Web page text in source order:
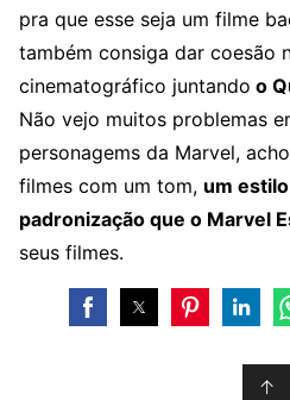
pra que esse seja um filme
também consiga dar coesão
cinematográfico juntando o
Não vejo muitos problemas
personagems da Marvel,
filmes com um tom, um
padronização que o Marvel
seus filmes.
↑